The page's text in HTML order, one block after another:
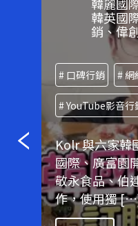
韓麗國
韓英國
銷、偉
# 口碑行銷 # 網
# YouTube影音行
Kolr 與六家韓
國際、廣富園
敬永食品、伯
作，使用獨